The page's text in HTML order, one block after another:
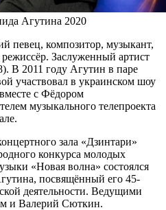
Агутина 2020
певец, композитор, музыкант,
Заслуженный артист
В 2011 году Агутин в паре
участвовал в украинском шоу
вместе с Фёдором
музыкального телепроекта
зала «Дзинтари»
конкурса молодых
«Новая волна» состоялся
посвящённый его 45-
деятельности. Ведущими
и Валерий Сюткин.